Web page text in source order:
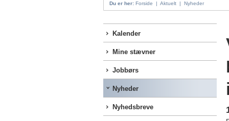
Du er her: Forside | Aktuelt | Nyheder
Kalender
Mine stævner
Jobbørs
Nyheder
Nyhedsbreve